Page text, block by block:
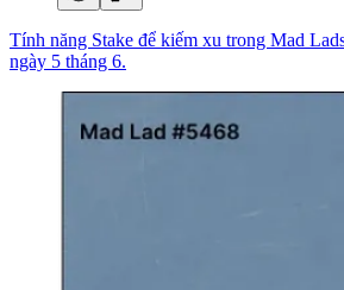
Tính năng Stake để kiếm xu trong Mad
ngày 5 tháng 6.